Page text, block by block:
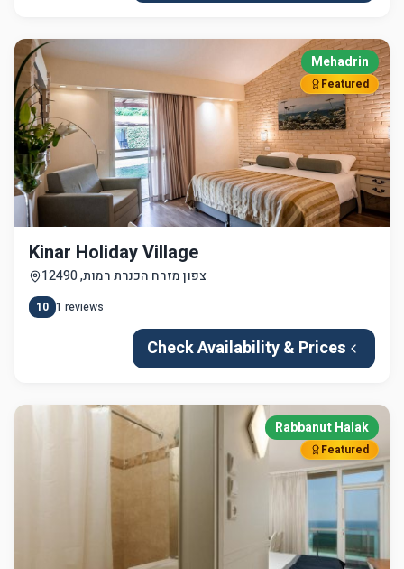
Mehadrin
Featured
Kinar Holiday Village
צפון מזרח הכנרת רמות, 12490
10 1 reviews
Check Availability & Prices
Rabbanut Halak
Featured